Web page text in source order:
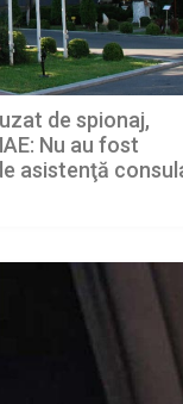
de spionaj,
Nu au fost
asistenţă